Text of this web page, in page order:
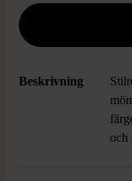
Beskrivning
och